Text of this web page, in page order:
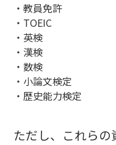
・教員免許
・TOEIC
・英検
・漢検
・数検
・小論文検定
・歴史能力検定
ただし、これら